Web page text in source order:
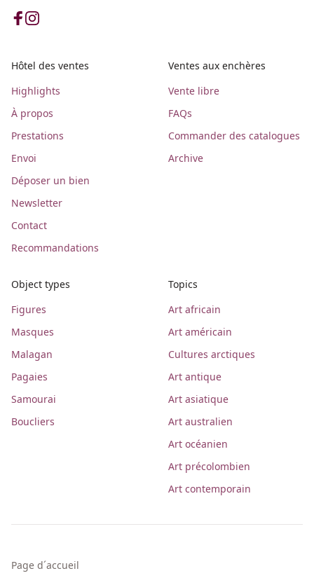
Hôtel des ventes
Highlights
À propos
Prestations
Envoi
Déposer un bien
Newsletter
Contact
Recommandations
Ventes aux enchères
Vente libre
FAQs
Commander des catalogues
Archive
Object types
Figures
Masques
Malagan
Pagaies
Samourai
Boucliers
Topics
Art africain
Art américain
Cultures arctiques
Art antique
Art asiatique
Art australien
Art océanien
Art précolombien
Art contemporain
Page d´accueil